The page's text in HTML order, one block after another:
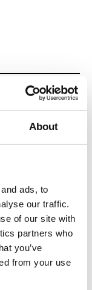
About
ads, to
our traffic.
of our site with
partners who
you’ve
from your use
er at
på
og det
…Og
ved
bruges
Torv 1,